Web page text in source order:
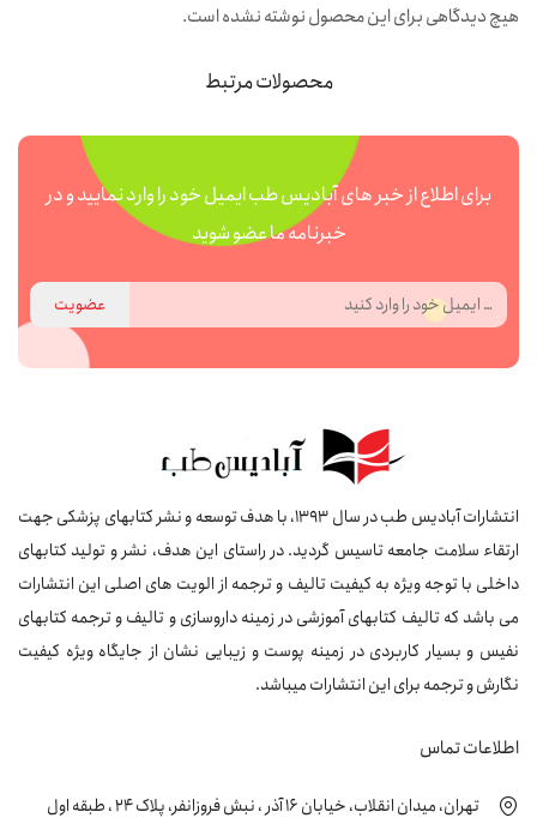
هیچ دیدگاهی برای این محصول نوشته نشده است.
محصولات مرتبط
برای اطلاع از خبر های آبادیس طب ایمیل خود را وارد نمایید و در
خبرنامه ما عضو شوید
عضویت
انتشارات آبادیس طب در سال 1393، با هدف توسعه و نشر کتابهای پزشکی جهت
ارتقاء سلامت جامعه تاسیس گردید. در راستای این هدف، نشر و تولید کتابهای
داخلی با توجه ویژه به کیفیت تالیف و ترجمه از الویت های اصلی این انتشارات
می باشد که تالیف کتابهای آموزشی در زمینه داروسازی و تالیف و ترجمه کتابهای
نفیس و بسیار کاربردی در زمینه پوست و زیبایی نشان از جایگاه ویژه کیفیت
نگارش و ترجمه برای این انتشارات میباشد.
اطلاعات تماس
تهران، میدان انقلاب، خیابان 16 آذر ، نبش فروزانفر، پلاک 24 ، طبقه اول